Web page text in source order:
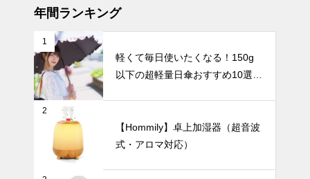
自動開閉・お
しゃれデザイ
ンで毎日快適
シンプルで美
しい暮らし。
北欧花瓶がつ
くる上質イン
テリア。
UV・雨対策
【2025年最
年間ランキング
1
軽くて毎日使いたくなる！150g
以下の超軽量日傘おすすめ10選
2
【Hommily】卓上加湿器（超音波
式・アロマ対応）